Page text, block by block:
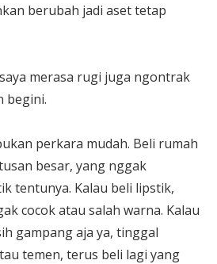
berubah jadi aset tetap
merasa rugi juga ngontrak
begini.
perkara mudah. Beli rumah
besar, yang nggak
tentunya. Kalau beli lipstik,
cocok atau salah warna. Kalau
gampang aja ya, tinggal
temen, terus beli lagi yang